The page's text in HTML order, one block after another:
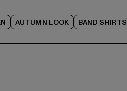
AUTUMN LOOK BAND SHIRTS